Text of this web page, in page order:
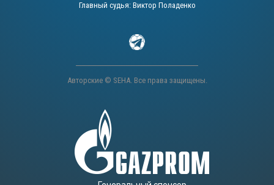
Главный судья: Виктор Поладенко
Авторские © SEHA. Все права защищены.